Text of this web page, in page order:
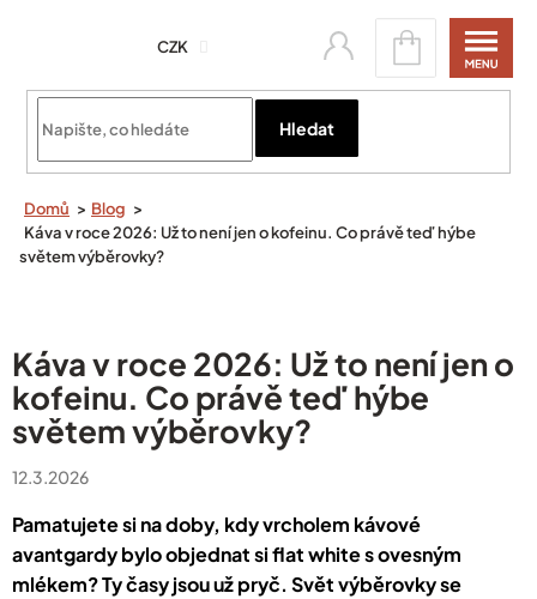
CZK
Hledat
Nákupní
košík
Domů
Blog
Káva v roce 2026: Už to není jen o kofeinu. Co právě teď hýbe
světem výběrovky?
Káva v roce 2026: Už to není jen o
kofeinu. Co právě teď hýbe
světem výběrovky?
12.3.2026
​Pamatujete si na doby, kdy vrcholem kávové
avantgardy bylo objednat si flat white s ovesným
mlékem? Ty časy jsou už pryč. Svět výběrovky se